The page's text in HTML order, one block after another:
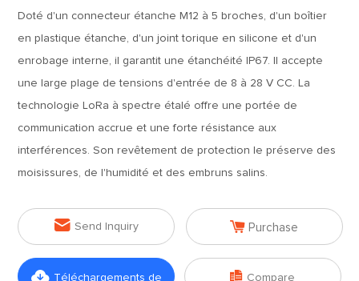
Doté d'un connecteur étanche M12 à 5 broches, d'un boîtier
en plastique étanche, d'un joint torique en silicone et d'un
enrobage interne, il garantit une étanchéité IP67. Il accepte
une large plage de tensions d'entrée de 8 à 28 V CC. La
technologie LoRa à spectre étalé offre une portée de
communication accrue et une forte résistance aux
interférences. Son revêtement de protection le préserve des
moisissures, de l'humidité et des embruns salins.
 Send Inquiry  Purchase
 Téléchargements de  Compare